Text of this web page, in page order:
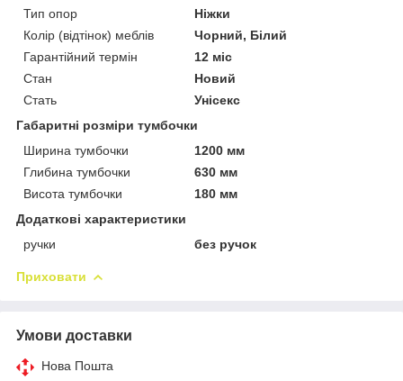
Тип опор
Ніжки
Колір (відтінок) меблів
Чорний, Білий
Гарантійний термін
12 міс
Стан
Новий
Стать
Унісекс
Габаритні розміри тумбочки
Ширина тумбочки
1200 мм
Глибина тумбочки
630 мм
Висота тумбочки
180 мм
Додаткові характеристики
ручки
без ручок
Приховати
Умови доставки
Нова Пошта